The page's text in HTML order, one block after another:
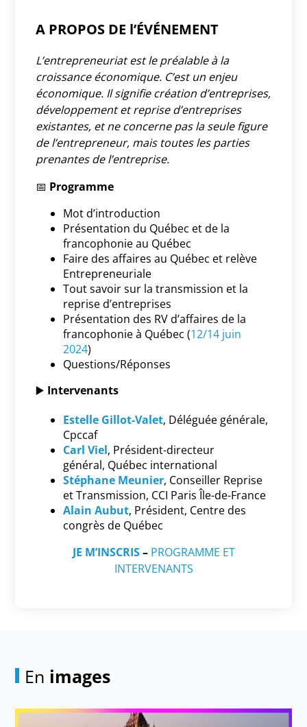
A PROPOS DE l’ÉVÉNEMENT
L’entrepreneuriat est le préalable à la
croissance économique. C’est un enjeu
économique. Il signifie création d’entreprises,
développement et reprise d’entreprises
existantes, et ne concerne pas la seule figure
de l’entrepreneur, mais toutes les parties
prenantes de l’entreprise.
📅 Programme
Mot d’introduction
Présentation du Québec et de la
francophonie au Québec
Faire des affaires au Québec et relève
Entrepreneuriale
Tout savoir sur la transmission et la
reprise d’entreprises
Présentation des RV d’affaires de la
francophonie à Québec (12/14 juin
2024)
Questions/Réponses
▶️ Intervenants
Estelle Gillot-Valet, Déléguée générale,
Cpccaf
Carl Viel, Président-directeur
général, Québec international
Stéphane Meunier, Conseiller Reprise
et Transmission, CCI Paris Île-de-France
Alain Aubut, Président, Centre des
congrès de Québec
JE M’INSCRIS– PROGRAMME ET
INTERVENANTS
En images